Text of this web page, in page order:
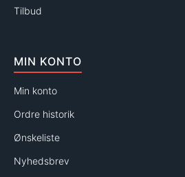
Tilbud
MIN KONTO
Min konto
Ordre historik
Ønskeliste
Nyhedsbrev